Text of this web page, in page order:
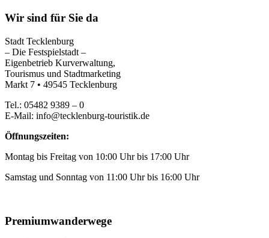
Wir sind für Sie da
Stadt Tecklenburg
– Die Festspielstadt –
Eigenbetrieb Kurverwaltung,
Tourismus und Stadtmarketing
Markt 7 • 49545 Tecklenburg
Tel.: 05482 9389 – 0
E-Mail: info@tecklenburg-touristik.de
Öffnungszeiten:
Montag bis Freitag von 10:00 Uhr bis 17:00 Uhr
Samstag und Sonntag von 11:00 Uhr bis 16:00 Uhr
Premiumwanderwege